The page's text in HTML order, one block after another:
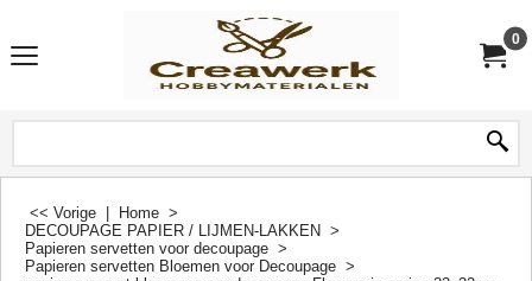
0
<< Vorige Home >
DECOUPAGE PAPIER / LIJMEN-LAKKEN >
Papieren servetten voor decoupage >
Papieren servetten Bloemen voor Decoupage >